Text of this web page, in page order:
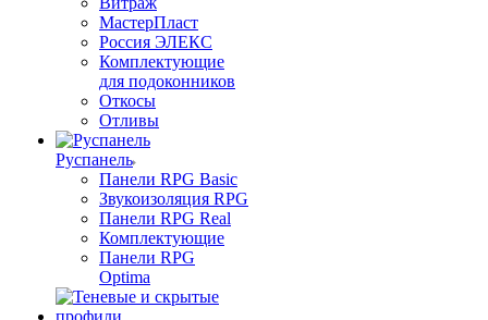
МастерПласт
Россия ЭЛЕКС
Комплектующие
для подоконников
Откосы
Отливы
Руспанель
Панели RPG Basic
Звукоизоляция RPG
Панели RPG Real
Комплектующие
Панели RPG
Optima